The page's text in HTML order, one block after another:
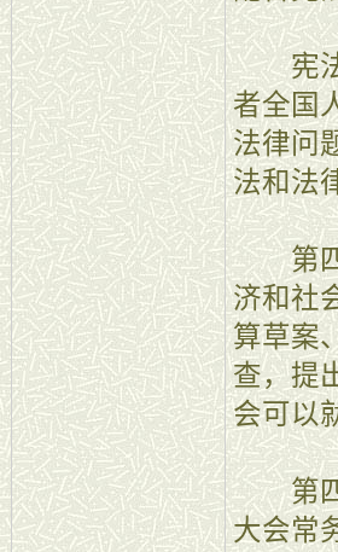
宪法和
者全国
法律问
法和法
第四
济和社
算草案
查，提
会可以
第四
大会常